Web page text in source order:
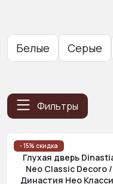
Белые Серые
Фильтры
- 15% скидка
Глухая дверь
Neo Classic Decoro /
Династия Нео